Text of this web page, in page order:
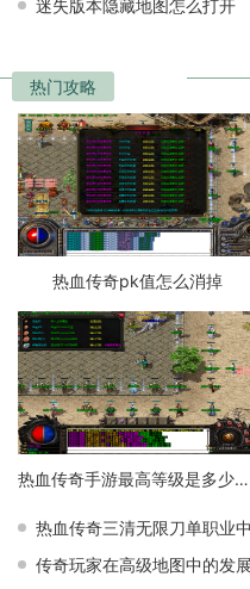
迷失版本隐藏地图怎么打开
热门攻略
热血传奇pk值怎么消掉
热血传奇手游最高等级是多少级的
热血传奇三清无限刀单职业
传奇玩家在高级地图中的发展